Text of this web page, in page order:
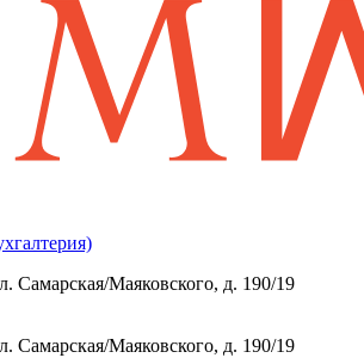
Самарская/Маяковского, д. 190/19
Самарская/Маяковского, д. 190/19